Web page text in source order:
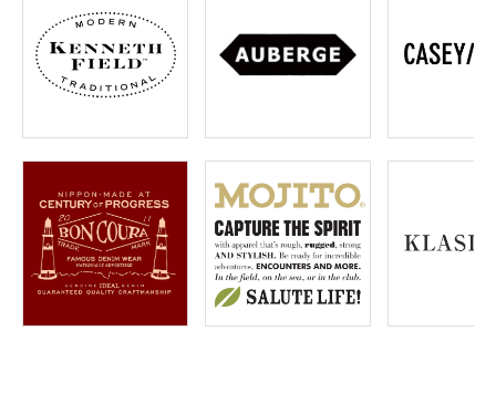
プライバシーポリシー
特定商取引法について
お問い合わせ
OFFICIAL WEB SITE
ACCOUNT MENU
ようこそ ゲスト 様
meeting_room ログイン 会員登録